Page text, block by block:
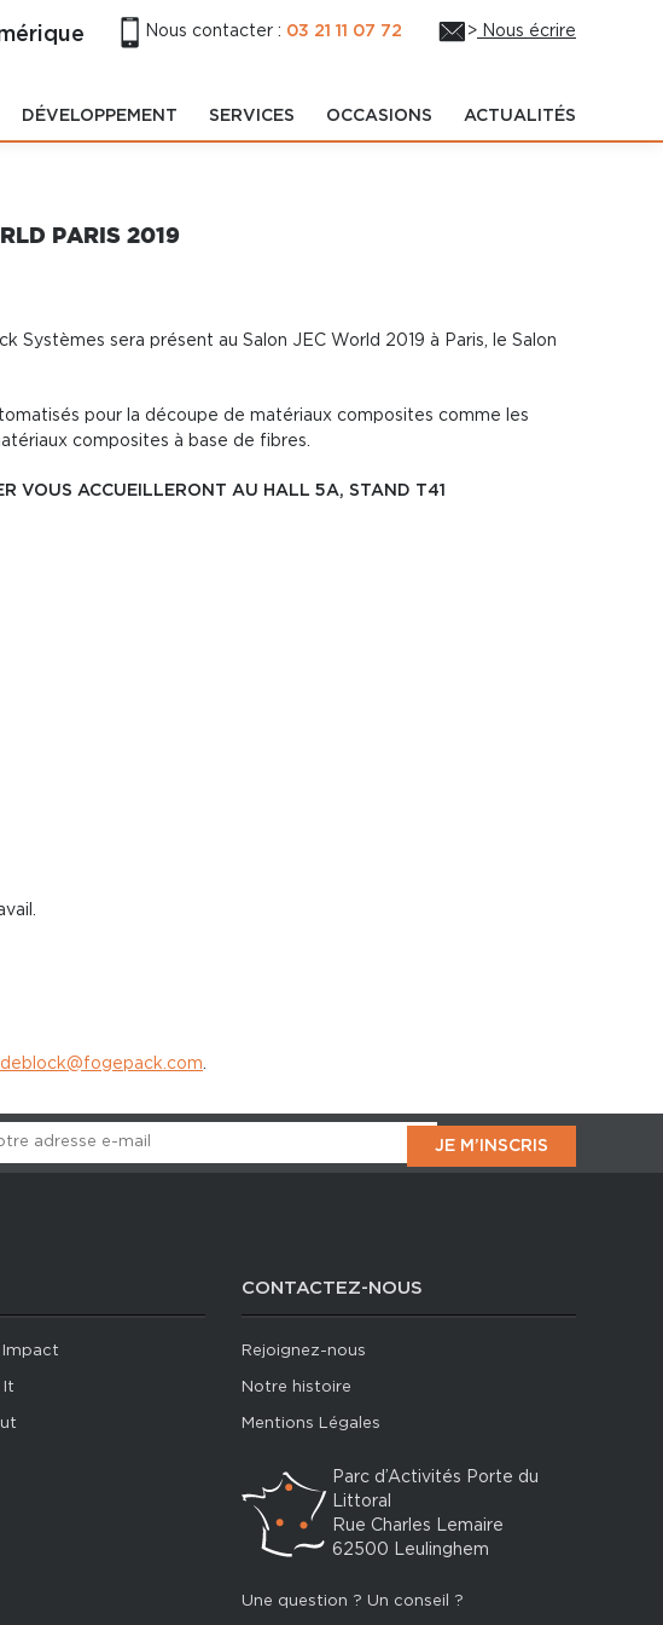
> Nous écrire
Nous contacter : 03 21 11 07 72
DÉVELOPPEMENT SERVICES OCCASIONS ACTUALITÉS
PARIS 2019
Systèmes sera présent au Salon JEC World 2019 à Paris, le Salon
pour la découpe de matériaux composites comme les
composites à base de fibres.
VOUS ACCUEILLERONT AU HALL 5A, STAND T41
.
Impact
It
CONTACTEZ-NOUS
Rejoignez-nous
Notre histoire
Mentions Légales
Parc d’Activités Porte du
Littoral
Rue Charles Lemaire
62500 Leulinghem
Une question ? Un conseil ?